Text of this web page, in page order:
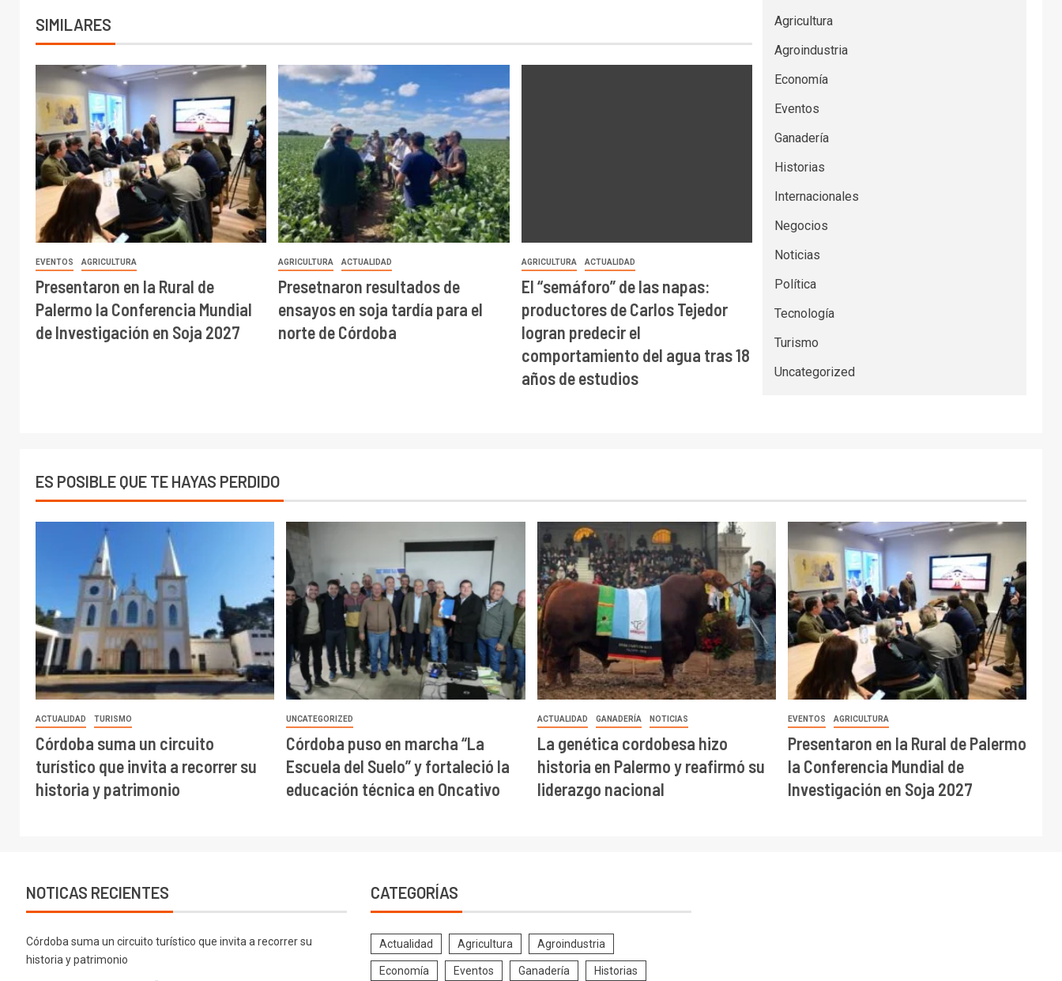
SIMILARES
EVENTOS AGRICULTURA
Presentaron en la Rural de
Palermo la Conferencia Mundial
de Investigación en Soja 2027
AGRICULTURA ACTUALIDAD
Presetnaron resultados de
ensayos en soja tardía para el
norte de Córdoba
AGRICULTURA ACTUALIDAD
El “semáforo” de las napas:
productores de Carlos Tejedor
logran predecir el
comportamiento del agua tras 18
años de estudios
Agricultura
Agroindustria
Economía
Eventos
Ganadería
Historias
Internacionales
Negocios
Noticias
Política
Tecnología
Turismo
Uncategorized
ES POSIBLE QUE TE HAYAS PERDIDO
ACTUALIDAD TURISMO
Córdoba suma un circuito
turístico que invita a recorrer su
historia y patrimonio
UNCATEGORIZED
Córdoba puso en marcha “La
Escuela del Suelo” y fortaleció la
educación técnica en Oncativo
ACTUALIDAD GANADERÍA NOTICIAS
La genética cordobesa hizo
historia en Palermo y reafirmó su
liderazgo nacional
EVENTOS AGRICULTURA
Presentaron en la Rural de Palermo
la Conferencia Mundial de
Investigación en Soja 2027
NOTICAS RECIENTES
Córdoba suma un circuito turístico que invita a recorrer su
historia y patrimonio
CATEGORÍAS
Actualidad Agricultura Agroindustria
Economía Eventos Ganadería Historias